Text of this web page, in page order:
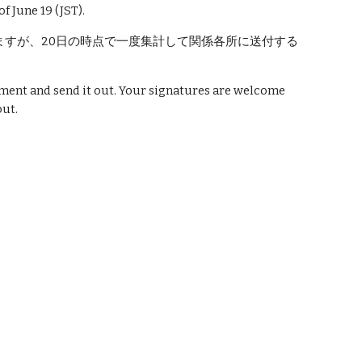
June 19 (JST).
が、20日の時点で一度集計して関係各所に送付する
and send it out. Your signatures are welcome